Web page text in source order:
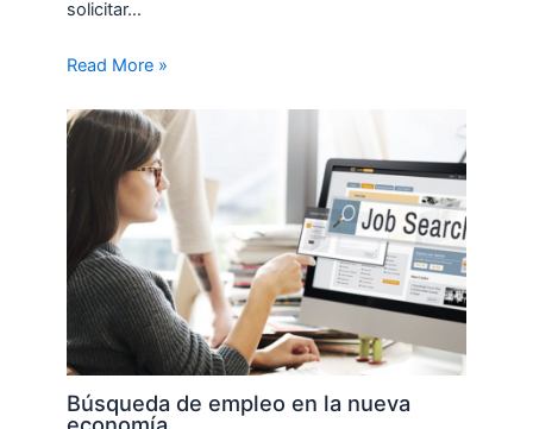
solicitar…
Read More »
Búsqueda de empleo en la nueva